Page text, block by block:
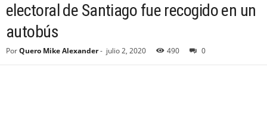
electoral de Santiago fue recogido en un
autobús
PorQuero Mike Alexander- julio 2, 2020 490 0